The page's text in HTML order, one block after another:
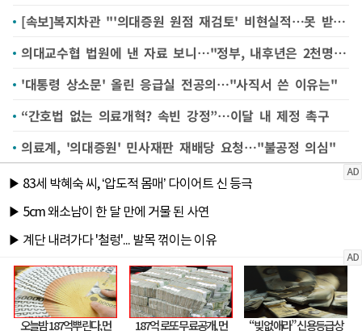
[속보]복지차관 "'의대증원 원점 재검토' 비현실적…못 받아들여"
의대교수협 법원에 낸 자료 보니…"정부, 내후년은 2천명 증원 '강요'" 주장
'대통령 상소문' 올린 응급실 전공의…"사직서 쓴 이유는"
“간호법 없는 의료개혁? 속빈 강정”…이달 내 제정 촉구
의료계, '의대증원' 민사재판 재배당 요청…"불공정 의심"